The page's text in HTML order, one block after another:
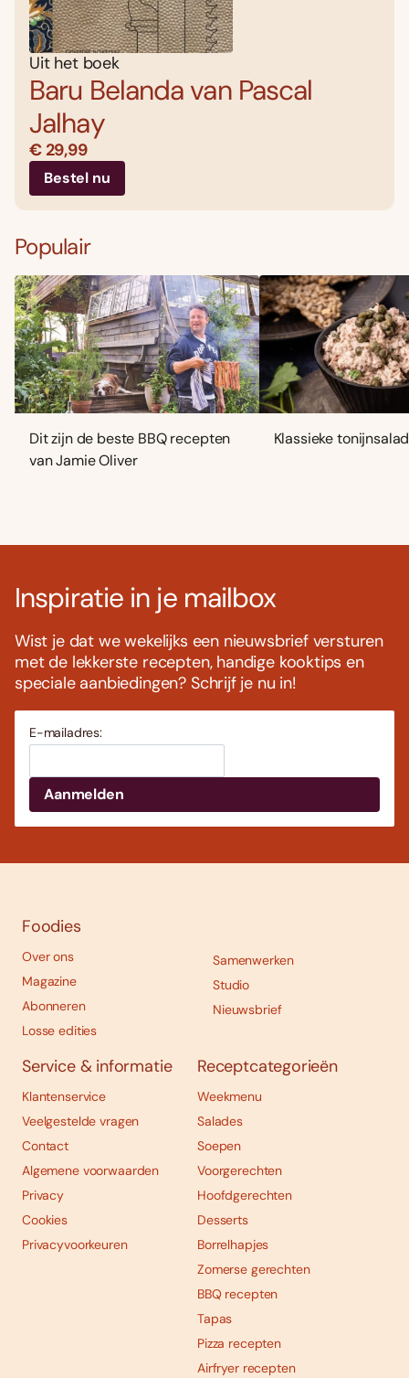
Uit het boek
Baru Belanda van Pascal
Jalhay
€ 29,99
Bestel nu
Populair
Dit zijn de beste BBQ recepten
van Jamie Oliver
Klassieke
Inspiratie in je mailbox
Wist je dat we wekelijks een nieuwsbrief versturen
met de lekkerste recepten, handige kooktips en
speciale aanbiedingen? Schrijf je nu in!
E-mailadres:
Foodies
Over ons
Magazine
Abonneren
Losse edities
Samenwerken
Studio
Nieuwsbrief
Service & informatie
Klantenservice
Veelgestelde vragen
Contact
Algemene voorwaarden
Privacy
Cookies
Privacyvoorkeuren
Receptcategorieën
Weekmenu
Salades
Soepen
Voorgerechten
Hoofdgerechten
Desserts
Borrelhapjes
Zomerse gerechten
BBQ recepten
Tapas
Pizza recepten
Airfryer recepten